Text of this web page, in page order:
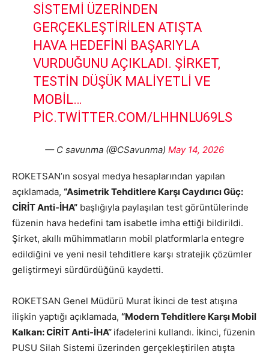
SISTEMI ÜZERINDEN
GERÇEKLEŞTIRILEN ATIŞTA
HAVA HEDEFINI BAŞARIYLA
VURDUĞUNU AÇIKLADI. ŞIRKET,
TESTIN DÜŞÜK MALIYETLI VE
MOBIL…
PIC.TWITTER.COM/LHHNLU69LS
— C savunma (@CSavunma) May 14, 2026
ROKETSAN’ın sosyal medya hesaplarından yapılan
açıklamada, “Asimetrik Tehditlere Karşı Caydırıcı Güç:
CİRİT Anti-İHA” başlığıyla paylaşılan test görüntülerinde
füzenin hava hedefini tam isabetle imha ettiği bildirildi.
Şirket, akıllı mühimmatların mobil platformlarla entegre
edildiğini ve yeni nesil tehditlere karşı stratejik çözümler
geliştirmeyi sürdürdüğünü kaydetti.
ROKETSAN Genel Müdürü Murat İkinci de test atışına
ilişkin yaptığı açıklamada, “Modern Tehditlere Karşı Mobil
Kalkan: CİRİT Anti-İHA” ifadelerini kullandı. İkinci, füzenin
PUSU Silah Sistemi üzerinden gerçekleştirilen atışta